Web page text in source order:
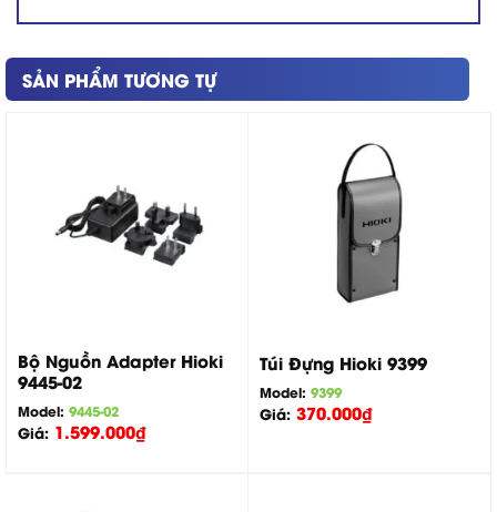
SẢN PHẨM TƯƠNG TỰ
Bộ Nguồn Adapter Hioki
9445-02
Model: 9445-02
Giá: 1.599.000₫
Túi Đựng Hioki 9399
Model: 9399
Giá: 370.000₫